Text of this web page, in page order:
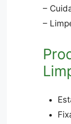
–
–